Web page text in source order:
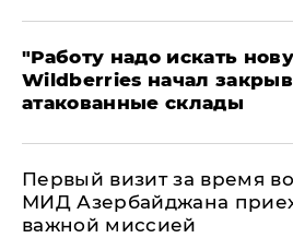
"Работу надо искать
Wildberries начал
атакованные склады
Первый визит за время
МИД Азербайджана
важной миссией